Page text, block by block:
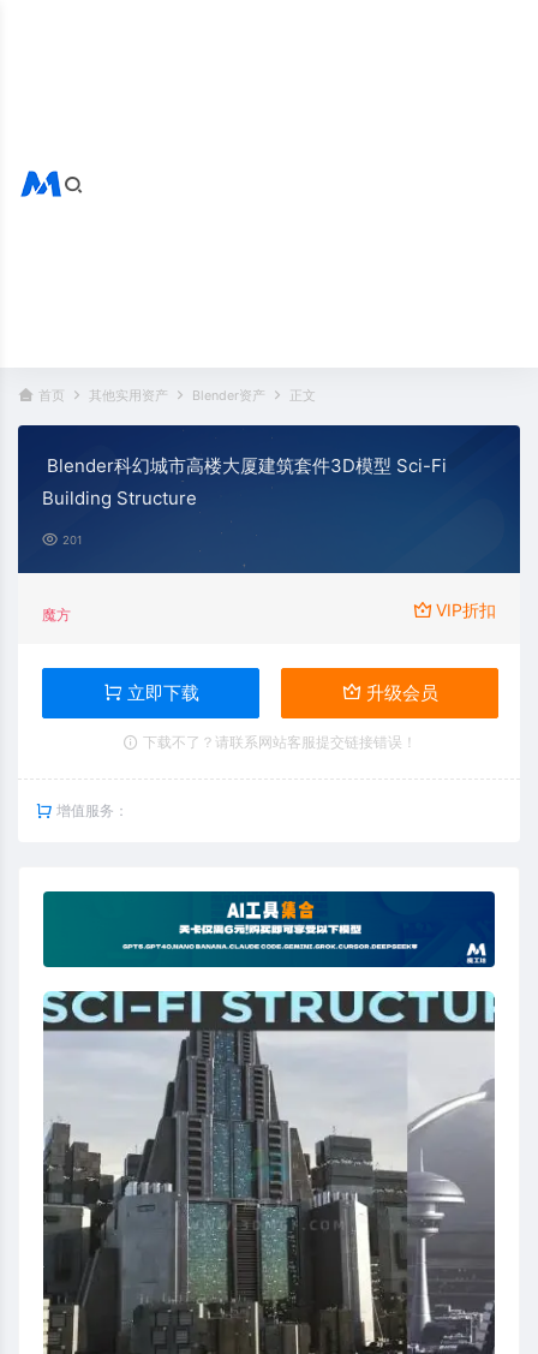
首页 其他实用资产 Blender资产 正文
Blender科幻城市高楼大厦建筑套件3D模型 Sci-Fi
Building Structure
201
魔方 VIP折扣
立即下载 升级会员
下载不了？请联系网站客服提交链接错误！
增值服务：